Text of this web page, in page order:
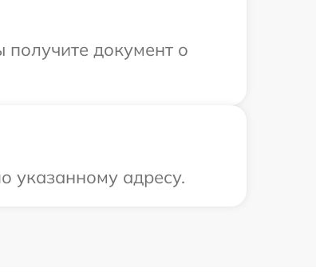
получите документ о
указанному адресу.